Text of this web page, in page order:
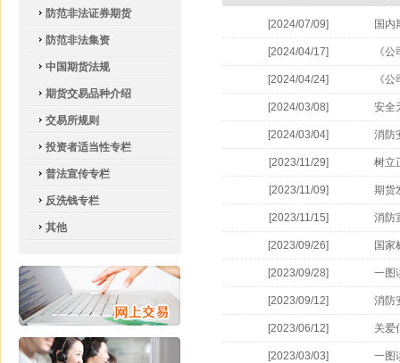
防范非法证券期货
防范非法集资
中国期货法规
期货交易品种介绍
交易所规则
投资者适当性专栏
普法宣传专栏
反洗钱专栏
其他
[2024/07/09] 国内
[2024/04/17] 《
[2024/04/24] 《
[2024/03/08] 安全
[2024/03/04] 消防
[2023/11/29] 树立
[2023/11/09] 期货
[2023/11/15] 消防
[2023/09/26] 国家
[2023/09/28] 一图
[2023/09/12] 消防
[2023/06/12] 关爱
[2023/03/03] 一图